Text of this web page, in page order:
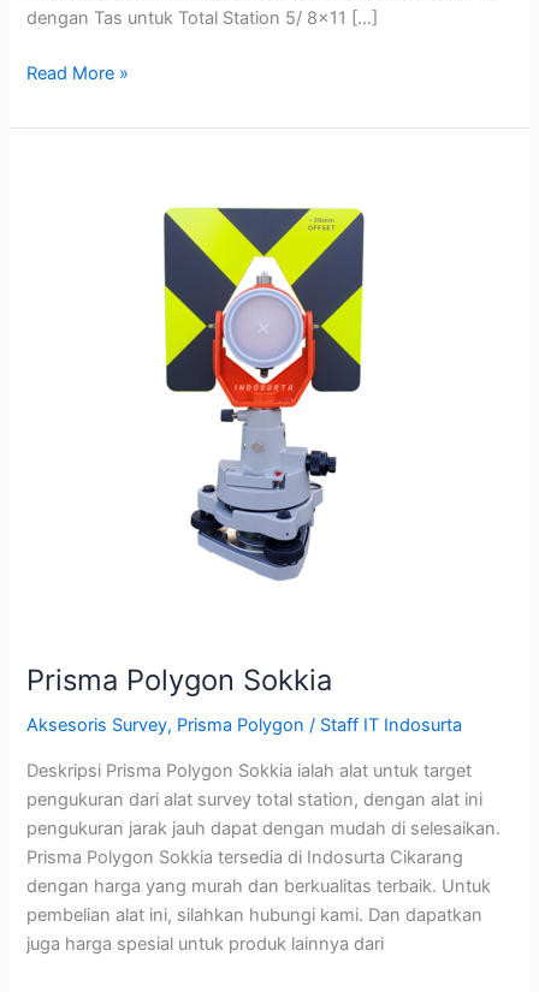
dengan Tas untuk Total Station 5/ 8×11 […]
Read More »
Prisma Polygon Sokkia
Aksesoris Survey, Prisma Polygon / Staff IT Indosurta
Deskripsi Prisma Polygon Sokkia ialah alat untuk target
pengukuran dari alat survey total station, dengan alat ini
pengukuran jarak jauh dapat dengan mudah di selesaikan.
Prisma Polygon Sokkia tersedia di Indosurta Cikarang
dengan harga yang murah dan berkualitas terbaik. Untuk
pembelian alat ini, silahkan hubungi kami. Dan dapatkan
juga harga spesial untuk produk lainnya dari